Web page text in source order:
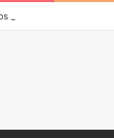
Memilih yang Berkualitas